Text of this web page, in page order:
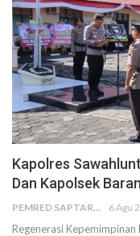
Kapolres
Dan Kapolsek
PEMRED SAPTARIUS 6 Agu
Regenerasi Kepemimpinan